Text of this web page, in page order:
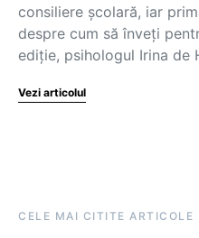
consiliere școlară, iar
despre cum să înveți
ediție, psihologul Irina de
Vezi articolul
CELE MAI CITITE ARTICOLE